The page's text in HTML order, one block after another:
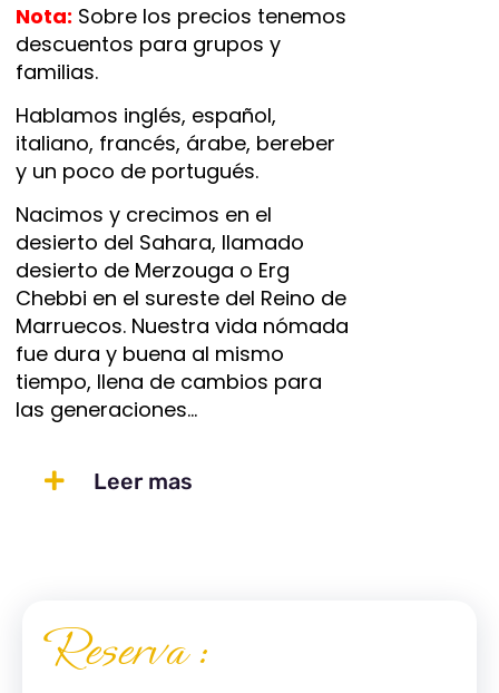
Nota: Sobre los precios tenemos
descuentos para grupos y
familias.
Hablamos inglés, español,
italiano, francés, árabe, bereber
y un poco de portugués.
Nacimos y crecimos en el
desierto del Sahara, llamado
desierto de Merzouga o Erg
Chebbi en el sureste del Reino de
Marruecos. Nuestra vida nómada
fue dura y buena al mismo
tiempo, llena de cambios para
las generaciones…
Leer mas
reserva :